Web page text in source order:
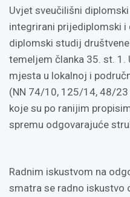
Uvjet sveučilišni
integrirani prijediplomski
diplomski studij
temeljem članka 35. st. 1.
mjesta u lokalnoj i
(NN 74/10, 125/14, 48/
koje su po ranijim
spremu odgovarajuće
Radnim iskustvom na
smatra se radno iskustvo